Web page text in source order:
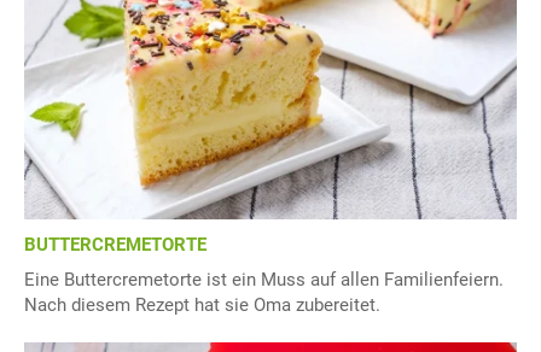
BUTTERCREMETORTE
Eine Buttercremetorte ist ein Muss auf allen Familienfeiern.
Nach diesem Rezept hat sie Oma zubereitet.